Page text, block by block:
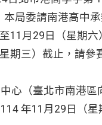
局委請南港高中
11月29日（星期六
期三）截止，請
心（臺北市南港區
年11月29日（